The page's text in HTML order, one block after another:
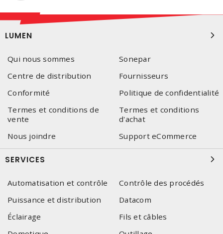
LUMEN
Qui nous sommes
Sonepar
Centre de distribution
Fournisseurs
Conformité
Politique de confidentialité
Termes et conditions de
vente
Termes et conditions
d'achat
Nous joindre
Support eCommerce
SERVICES
Automatisation et contrôle
Contrôle des procédés
Puissance et distribution
Datacom
Éclairage
Fils et câbles